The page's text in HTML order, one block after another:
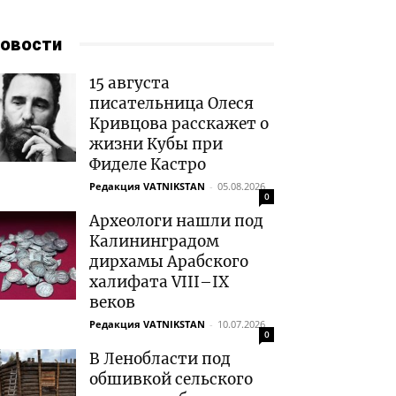
15 августа
писательница Олеся
Кривцова расскажет о
жизни Кубы при
Фиделе Кастро
Редакция VATNIKSTAN - 05.08.2026
0
Археологи нашли под
Калининградом
дирхамы Арабского
халифата VIII–IX
веков
Редакция VATNIKSTAN - 10.07.2026
0
В Ленобласти под
обшивкой сельского